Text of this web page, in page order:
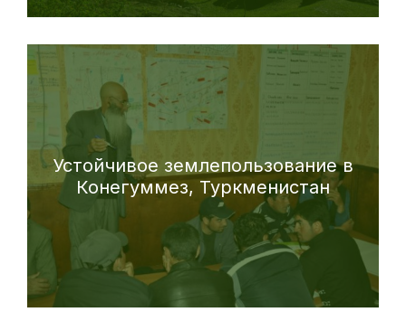
Устойчивое землепользование в
Конегуммез, Туркменистан